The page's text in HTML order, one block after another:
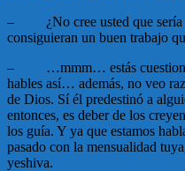
–
¿No cree usted que
consiguieran un buen trabajo
–
…mmm… estás
hables así… además, no veo
de Dios. Sí él predestinó a
entonces, es deber de los
los guía. Y ya que estamos
pasado con la mensualidad
yeshiva.